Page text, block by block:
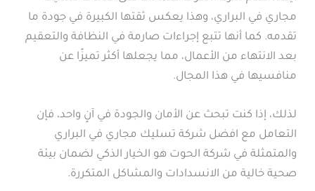
مجاري في البراري، وهذا يعكس ثقتها الكبيرة في جودة ما
تقدمه. كما أنها تتبع إجراءات صارمة في النظافة والتعقيم
بعد الانتهاء من الأعمال، مما يجعلها أكثر تميزًا عن
منافسيها في هذا المجال.
لذلك، إذا كنت تبحث عن الأمان والجودة في آنٍ واحد، فإن
التعامل مع افضل شركة تسليك مجاري في البراري
والمتمثلة في شركة الحوت هو الخيار الذكي لضمان بيئة
صحية خالية من الانسدادات والمشاكل المتكررة.